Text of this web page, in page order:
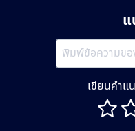
แ
เขียนคำแ